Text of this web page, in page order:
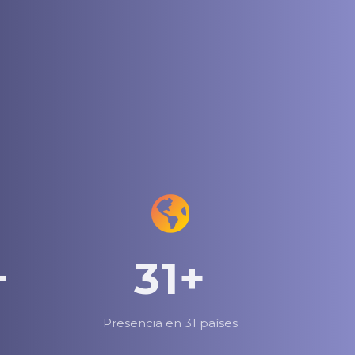
1
2
3
4
0
1
2
+
Presencia en 31 países